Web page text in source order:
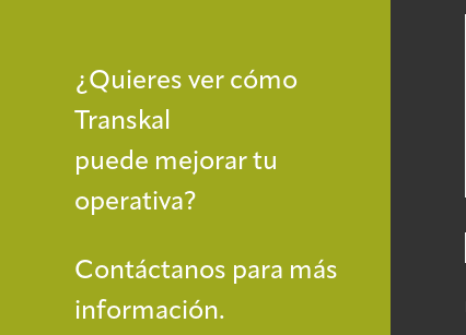
¿Quieres ver cómo
Transkal
puede mejorar tu
operativa?
Contáctanos para más
información.